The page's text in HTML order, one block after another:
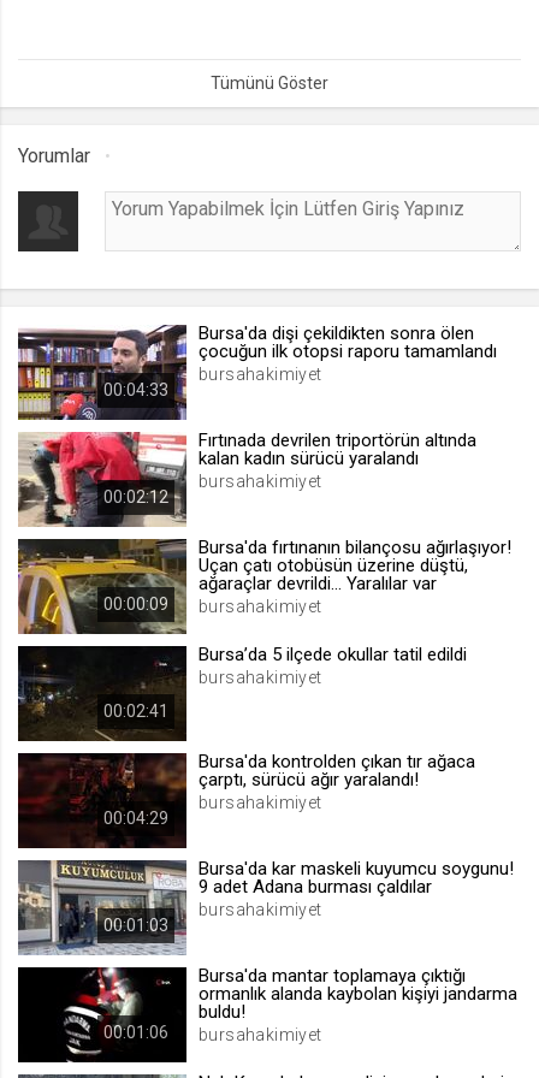
webtvs
[hash]
Oturum doğrulama verisi
1 ay
.web.tv
Site içeriği önerme
İsimsiz ziyaretçi için site içeriği
beğenme
1 ay
voteDislike*
.web.tv
beğenmeme
1 ay
etkili olan ani hava hareketi sonucu oluşan hortum, çevredeki
vatandaşlar tarafından cep telefonlarıyla kaydedildi.
Yorumlar
00:04:33
Bursa'da dişi çekildikten sonra ölen
çocuğun ilk otopsi raporu tamamlandı
bursahakimiyet
00:02:12
Fırtınada devrilen triportörün altında
kalan kadın sürücü yaralandı
bursahakimiyet
00:00:09
Bursa'da fırtınanın bilançosu ağırlaşıyor!
Uçan çatı otobüsün üzerine düştü,
ağaraçlar devrildi... Yaralılar var
bursahakimiyet
00:02:41
Bursa’da 5 ilçede okullar tatil edildi
bursahakimiyet
00:04:29
Bursa'da kontrolden çıkan tır ağaca
çarptı, sürücü ağır yaralandı!
bursahakimiyet
00:01:03
Bursa'da kar maskeli kuyumcu soygunu!
9 adet Adana burması çaldılar
bursahakimiyet
00:01:06
Bursa'da mantar toplamaya çıktığı
ormanlık alanda kaybolan kişiyi jandarma
buldu!
bursahakimiyet